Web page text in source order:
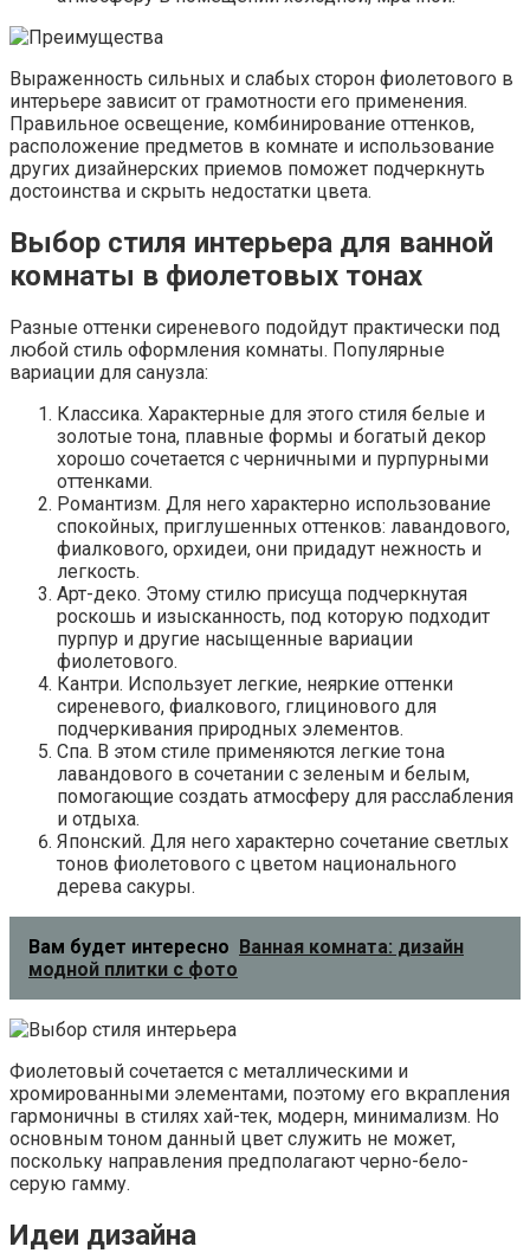
Выраженность сильных и слабых сторон фиолетового в
интерьере зависит от грамотности его применения.
Правильное освещение, комбинирование оттенков,
расположение предметов в комнате и использование
других дизайнерских приемов поможет подчеркнуть
достоинства и скрыть недостатки цвета.
Выбор стиля интерьера для ванной
комнаты в фиолетовых тонах
Разные оттенки сиреневого подойдут практически под
любой стиль оформления комнаты. Популярные
вариации для санузла:
Классика. Характерные для этого стиля белые и
золотые тона, плавные формы и богатый декор
хорошо сочетается с черничными и пурпурными
оттенками.
Романтизм. Для него характерно использование
спокойных, приглушенных оттенков: лавандового,
фиалкового, орхидеи, они придадут нежность и
легкость.
Арт-деко. Этому стилю присуща подчеркнутая
роскошь и изысканность, под которую подходит
пурпур и другие насыщенные вариации
фиолетового.
Кантри. Использует легкие, неяркие оттенки
сиреневого, фиалкового, глицинового для
подчеркивания природных элементов.
Спа. В этом стиле применяются легкие тона
лавандового в сочетании с зеленым и белым,
помогающие создать атмосферу для расслабления
и отдыха.
Японский. Для него характерно сочетание светлых
тонов фиолетового с цветом национального
дерева сакуры.
Вам будет интересно Ванная комната: дизайн
модной плитки с фото
Фиолетовый сочетается с металлическими и
хромированными элементами, поэтому его вкрапления
гармоничны в стилях хай-тек, модерн, минимализм. Но
основным тоном данный цвет служить не может,
поскольку направления предполагают черно-бело-
серую гамму.
Идеи дизайна